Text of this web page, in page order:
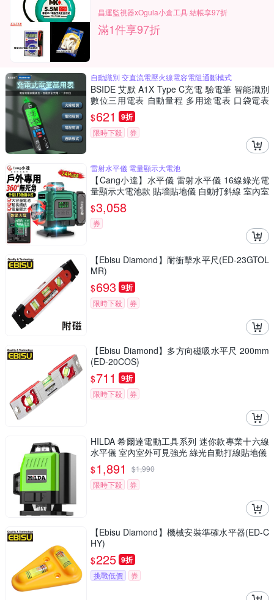
昌運監視器xOgula小倉工具 結帳享97折
滿1件享97折
自動識別 交直流電壓火線電容電阻通斷模式
BSIDE 艾默 A1X Type C充電 驗電筆 智能識別
數位三用電表 自動量程 多用途電表 口袋電表
電阻測量 小電表 三用電錶 手持電表
$621 9折
限時下殺 券
雷射水平儀 電量顯示大電池
【Cang小達】水平儀 雷射水平儀 16線綠光電
量顯示大電池款 貼墻貼地儀 自動打斜線 室內室
外木工裝修測量儀器（品牌保固）-16線綠光高
精度
$3,058
券
【Ebisu Diamond】耐衝擊水平尺(ED-23GTOL
MR)
$693 9折
限時下殺 券
【Ebisu Diamond】多方向磁吸水平尺 200mm
(ED-20COS)
$711 9折
限時下殺 券
HILDA 希爾達電動工具系列 迷你款專業十六線
水平儀 室內室外可見強光 綠光自動打線貼地儀
$1,891 $1,990
限時下殺
券
【Ebisu Diamond】機械安裝準確水平器(ED-C
HY)
$225 9折
挑戰低價 券